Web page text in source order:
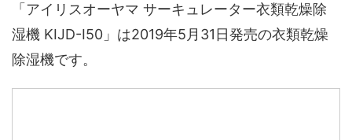
「アイリスオーヤマ サーキュレーター衣類乾燥除
湿機 KIJD-I50」は2019年5月31日発売の衣類乾燥
除湿機です。